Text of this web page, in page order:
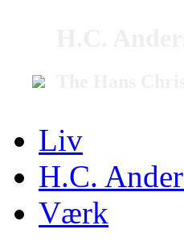
Liv
H.C.
Værk